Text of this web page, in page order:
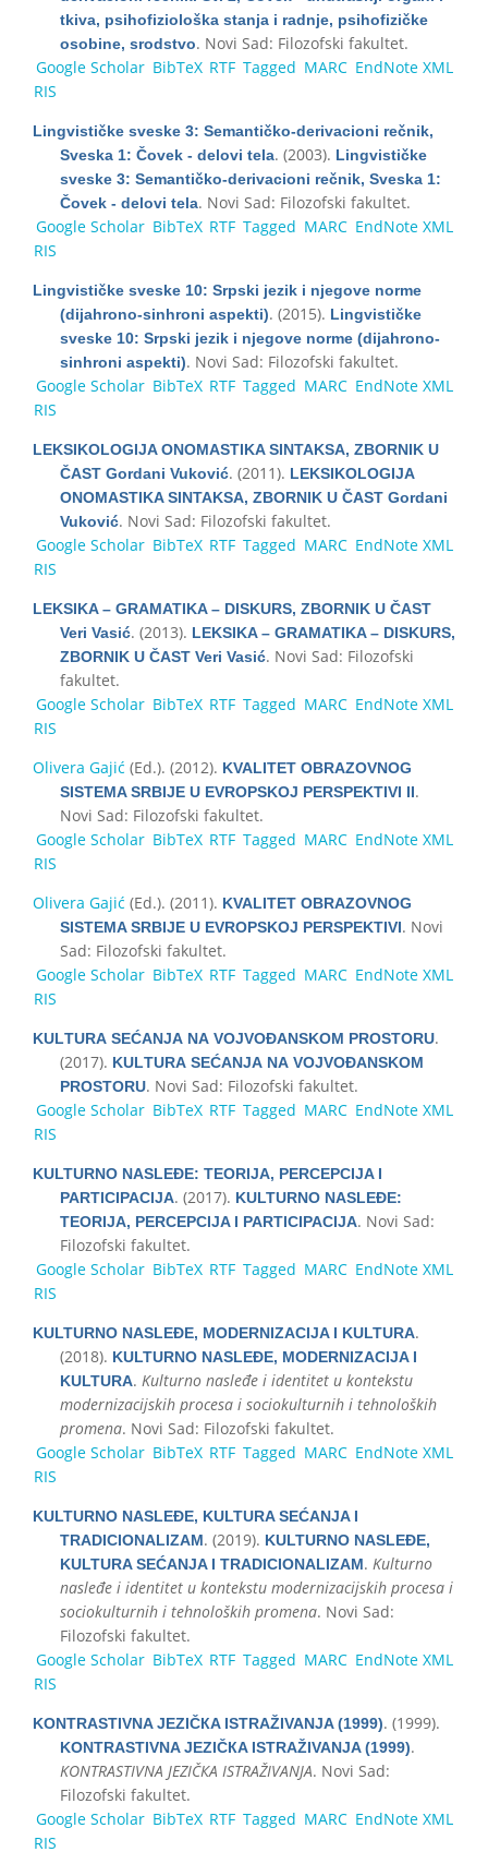
tkiva, psihofiziološka stanja i radnje, psihofizičke
osobine, srodstvo. Novi Sad: Filozofski fakultet.
Google Scholar BibTeX RTF Tagged MARC EndNote XML
RIS
Lingvističke sveske 3: Semantičko-derivacioni rečnik,
Sveska 1: Čovek - delovi tela. (2003). Lingvističke
sveske 3: Semantičko-derivacioni rečnik, Sveska 1:
Čovek - delovi tela. Novi Sad: Filozofski fakultet.
Google Scholar BibTeX RTF Tagged MARC EndNote XML
RIS
Lingvističke sveske 10: Srpski jezik i njegove norme
(dijahrono-sinhroni aspekti). (2015). Lingvističke
sveske 10: Srpski jezik i njegove norme (dijahrono-
sinhroni aspekti). Novi Sad: Filozofski fakultet.
Google Scholar BibTeX RTF Tagged MARC EndNote XML
RIS
LEKSIKOLOGIJA ONOMASTIKA SINTAKSA, ZBORNIK U
ČAST Gordani Vuković. (2011). LEKSIKOLOGIJA
ONOMASTIKA SINTAKSA, ZBORNIK U ČAST Gordani
Vuković. Novi Sad: Filozofski fakultet.
Google Scholar BibTeX RTF Tagged MARC EndNote XML
RIS
LEKSIKA – GRAMATIKA – DISKURS, ZBORNIK U ČAST
Veri Vasić. (2013). LEKSIKA – GRAMATIKA – DISKURS,
ZBORNIK U ČAST Veri Vasić. Novi Sad: Filozofski
fakultet.
Google Scholar BibTeX RTF Tagged MARC EndNote XML
RIS
Olivera Gajić (Ed.). (2012). KVALITET OBRAZOVNOG
SISTEMA SRBIJE U EVROPSKOJ PERSPEKTIVI II.
Novi Sad: Filozofski fakultet.
Google Scholar BibTeX RTF Tagged MARC EndNote XML
RIS
Olivera Gajić (Ed.). (2011). KVALITET OBRAZOVNOG
SISTEMA SRBIJE U EVROPSKOJ PERSPEKTIVI. Novi
Sad: Filozofski fakultet.
Google Scholar BibTeX RTF Tagged MARC EndNote XML
RIS
KULТURА SЕĆАNJА NА VОЈVОĐАNSKОМ PRОSТОRU.
(2017). KULТURА SЕĆАNJА NА VОЈVОĐАNSKОМ
PRОSТОRU. Novi Sad: Filozofski fakultet.
Google Scholar BibTeX RTF Tagged MARC EndNote XML
RIS
KULTURNO NASLEĐE: TEORIJA, PERCEPCIJA I
PARTICIPACIJA. (2017). KULTURNO NASLEĐE:
TEORIJA, PERCEPCIJA I PARTICIPACIJA. Novi Sad:
Filozofski fakultet.
Google Scholar BibTeX RTF Tagged MARC EndNote XML
RIS
KULTURNO NASLEĐE, MODERNIZACIJA I KULTURA.
(2018). KULTURNO NASLEĐE, MODERNIZACIJA I
KULTURA. Kulturno nasleđe i identitet u kontekstu
modernizacijskih procesa i sociokulturnih i tehnoloških
promena. Novi Sad: Filozofski fakultet.
Google Scholar BibTeX RTF Tagged MARC EndNote XML
RIS
KULTURNO NASLEĐE, KULTURA SEĆANJA I
TRADICIONALIZAM. (2019). KULTURNO NASLEĐE,
KULTURA SEĆANJA I TRADICIONALIZAM. Kulturno
nasleđe i identitet u kontekstu modernizacijskih procesa i
sociokulturnih i tehnoloških promena. Novi Sad:
Filozofski fakultet.
Google Scholar BibTeX RTF Tagged MARC EndNote XML
RIS
KONTRASTIVNA JEZIČКA ISTRAŽIVANJA (1999). (1999).
KONTRASTIVNA JEZIČКA ISTRAŽIVANJA (1999).
KONTRASTIVNA JEZIČКA ISTRAŽIVANJA. Novi Sad:
Filozofski fakultet.
Google Scholar BibTeX RTF Tagged MARC EndNote XML
RIS